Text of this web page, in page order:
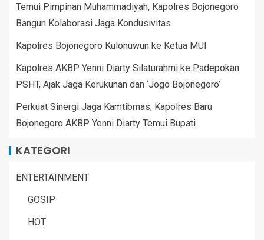
Temui Pimpinan Muhammadiyah, Kapolres Bojonegoro
Bangun Kolaborasi Jaga Kondusivitas
Kapolres Bojonegoro Kulonuwun ke Ketua MUI
Kapolres AKBP Yenni Diarty Silaturahmi ke Padepokan
PSHT, Ajak Jaga Kerukunan dan ‘Jogo Bojonegoro’
Perkuat Sinergi Jaga Kamtibmas, Kapolres Baru
Bojonegoro AKBP Yenni Diarty Temui Bupati
KATEGORI
ENTERTAINMENT
GOSIP
HOT